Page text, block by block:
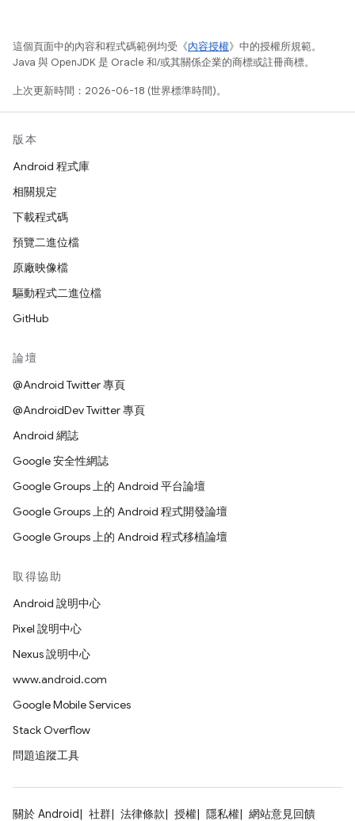
這個頁面中的內容和程式碼範例均受《內容授權》中的授權所規範。
Java 與 OpenJDK 是 Oracle 和/或其關係企業的商標或註冊商標。
上次更新時間：2026-06-18 (世界標準時間)。
版本
Android 程式庫
相關規定
下載程式碼
預覽二進位檔
原廠映像檔
驅動程式二進位檔
GitHub
論壇
@Android Twitter 專頁
@AndroidDev Twitter 專頁
Android 網誌
Google 安全性網誌
Google Groups 上的 Android 平台論壇
Google Groups 上的 Android 程式開發論壇
Google Groups 上的 Android 程式移植論壇
取得協助
Android 說明中心
Pixel 說明中心
Nexus 說明中心
www.android.com
Google Mobile Services
Stack Overflow
問題追蹤工具
關於 Android 社群 法律條款 授權 隱私權 網站意見回饋